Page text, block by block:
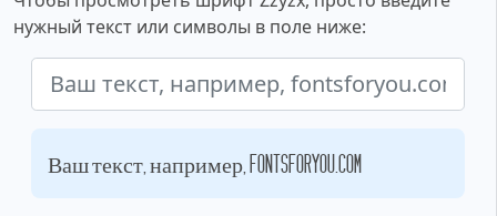
нужный текст или символы в поле ниже:
Ваш текст, например, fontsforyou.com